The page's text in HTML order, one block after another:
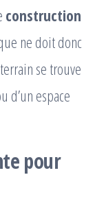
construction
ne doit donc
se trouve
d’un espace
pour